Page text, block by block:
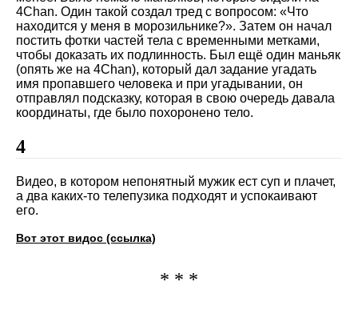
4Chan. Один такой создал тред с вопросом: «Что
находится у меня в морозильнике?». Затем он начал
постить фотки частей тела с временными метками,
чтобы доказать их подлинность. Был ещё один маньяк
(опять же на 4Chan), который дал задание угадать
имя пропавшего человека и при угадывании, он
отправлял подсказку, которая в свою очередь давала
координаты, где было похоронено тело.
4
Видео, в котором непонятный мужик ест суп и плачет,
а два каких-то телепузика подходят и успокаивают
его.
Вот этот видос (ссылка)
* * *